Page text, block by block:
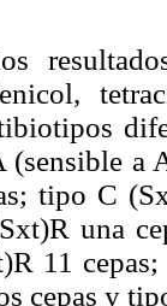
a
tipo C
una
11
cepas y